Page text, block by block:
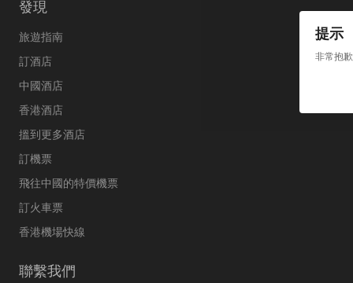
提示
非常抱
發現
旅遊指南
訂酒店
中國酒店
香港酒店
搵到更多酒店
訂機票
飛往中國的特價機票
訂火車票
香港機場快線
聯繫我們